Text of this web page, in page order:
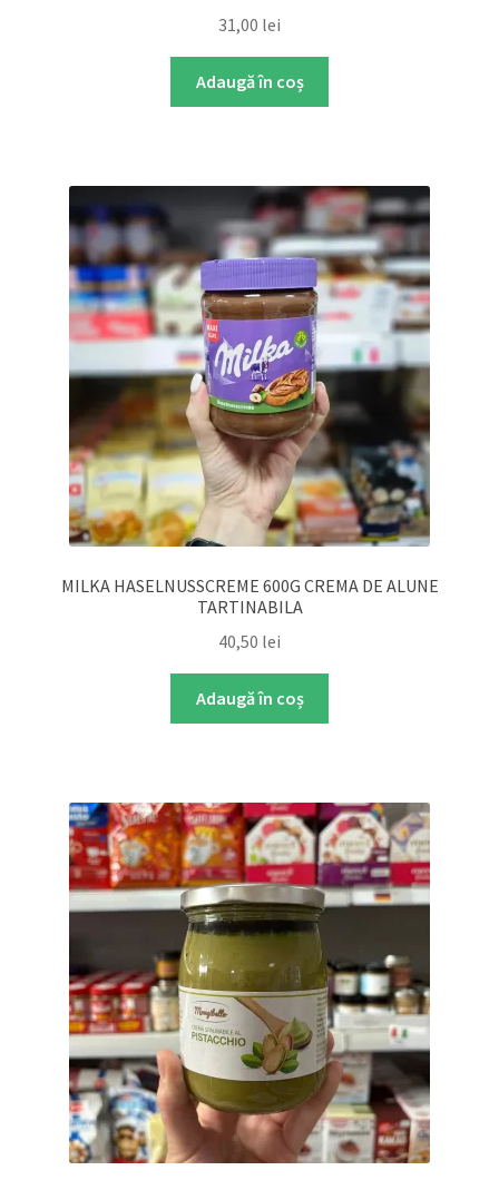
31,00 lei
Adaugă în coș
MILKA HASELNUSSCREME 600G CREMA DE ALUNE
TARTINABILA
40,50 lei
Adaugă în coș